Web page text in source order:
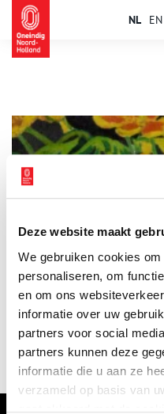
Deze website maakt
We gebruiken cookies
personaliseren, om
en om ons
informatie over uw
partners voor social
partners kunnen deze
informatie die u aan ze
verzameld op basis van
NL EN
Bewonder de
in de Van den Brinkgalerij.
traditie in Nederland en
verandering. Van
weergaven, naar
losse penseelstreken,
Gestel.
1 min